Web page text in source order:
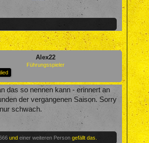
Alex22
Führungsspieler
das so nennen kann - erinnert an
der vergangenen Saison. Sorry
schwach.
und einer weiteren Person gefällt das.